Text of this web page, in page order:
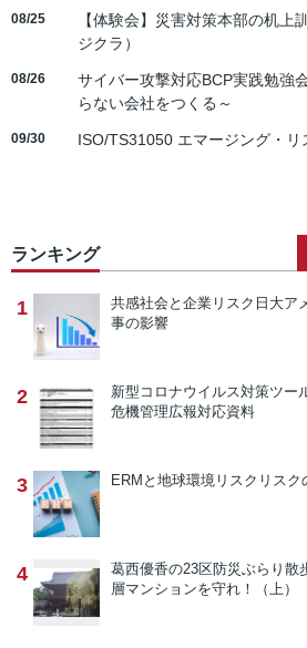
08/25
【体験会】災害対策本部の机
ジクラ）
08/26
サイバー攻撃対応BCP実践勉強
らない会社をつくる～
09/30 ISO/TS31050 エマージング・リ
ランキング
1 共感社会と企業リスク 日大ア
事の影響
2 新型コロナウイルス対策ツー
危機管理広報対応資料
3 ERMと地球環境リスク リスク
4 葛西優香の23区防災ぶらり散
層マンションを守れ！（上）